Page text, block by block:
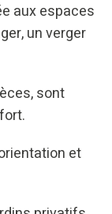
aux espaces
un verger
sont
et